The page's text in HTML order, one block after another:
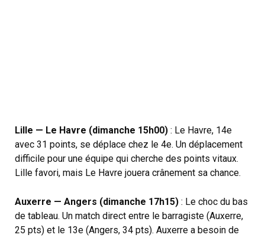
Lille — Le Havre (dimanche 15h00) : Le Havre, 14e
avec 31 points, se déplace chez le 4e. Un déplacement
difficile pour une équipe qui cherche des points vitaux.
Lille favori, mais Le Havre jouera crânement sa chance.
Auxerre — Angers (dimanche 17h15) : Le choc du bas
de tableau. Un match direct entre le barragiste (Auxerre,
25 pts) et le 13e (Angers, 34 pts). Auxerre a besoin de